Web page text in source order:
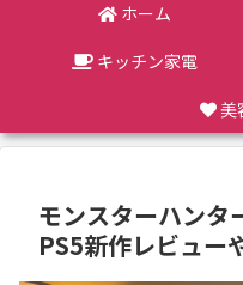
ホーム
キッチン家電
美
モンスターハンタ
PS5新作レビュー